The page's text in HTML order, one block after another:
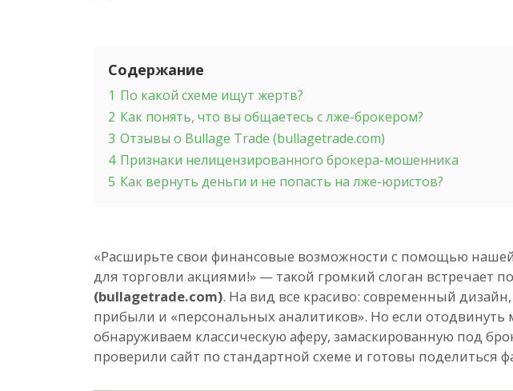
Содержание
1 По какой схеме ищут жертв?
2 Как понять, что вы общаетесь с лже-брокером?
3 Отзывы о Bullage Trade (bullagetrade.com)
4 Признаки нелицензированного брокера-мошенника
5 Как вернуть деньги и не попасть на лже-юристов?
«Расширьте свои финансовые возможности с помощью
для торговли акциями!» — такой громкий слоган встречает
(bullagetrade.com). На вид все красиво: современный
прибыли и «персональных аналитиков». Но если
обнаруживаем классическую аферу, замаскированную под
проверили сайт по стандартной схеме и готовы поделиться